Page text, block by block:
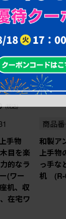
(税込)
手物
目を楽
的なラ
(ワー
机、収
在宅ワ
高品
商品
和製ア
上手物
っ手な
机 (R-